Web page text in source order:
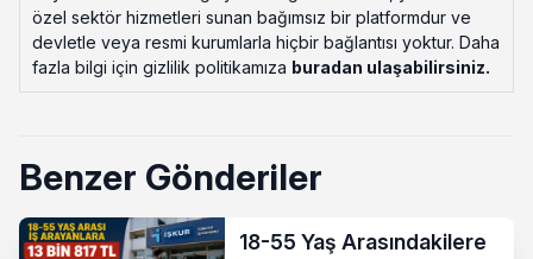
özel sektör hizmetleri sunan bağımsız bir platformdur ve
devletle veya resmi kurumlarla hiçbir bağlantısı yoktur. Daha
fazla bilgi için gizlilik politikamıza buradan ulaşabilirsiniz.
Benzer Gönderiler
18-55 Yaş Arasındakilere